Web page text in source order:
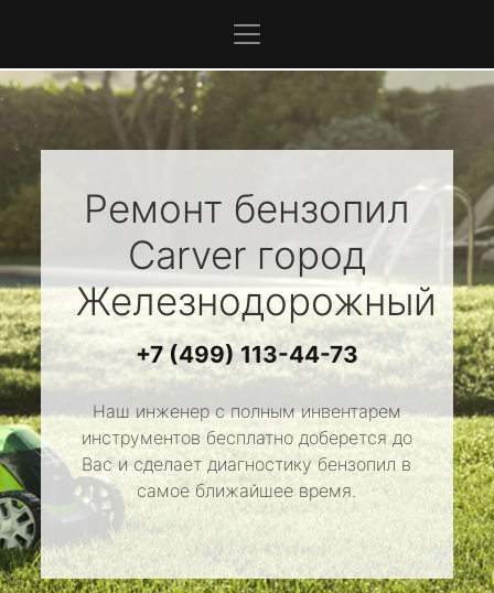
Ремонт бензопил
Carverгород
Железнодорожный
+7 (499) 113-44-73
Наш инженер с полным инвентарем
инструментов бесплатно доберется до
Вас и сделает диагностику бензопил в
самое ближайшее время.